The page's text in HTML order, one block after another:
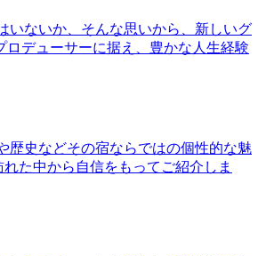
いないか、そんな思いから、新しいグ
デューサーに据え、豊かな人生経験
史などその宿ならではの個性的な魅
た中から自信をもってご紹介しま